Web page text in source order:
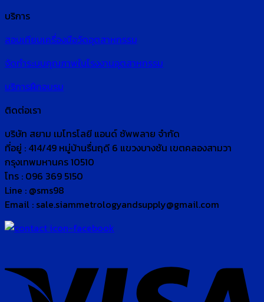
บริการ
สอบเทียบเครื่องมือวัดอุตสาหกรรม
จัดทำระบบคุณภาพในโรงงานอุตสาหกรรม
บริการฝึกอบรม
ติดต่อเรา
บริษัท สยาม เมโทรโลยี แอนด์ ซัพพลาย จำกัด
ที่อยู่ : 414/49 หมู่บ้านรื่นฤดี 6 แขวงบางชัน เขตคลองสามวา
กรุงเทพมหานคร 10510
โทร : 096 369 5150
Line : @sms98
Email : sale.siammetrologyandsupply@gmail.com